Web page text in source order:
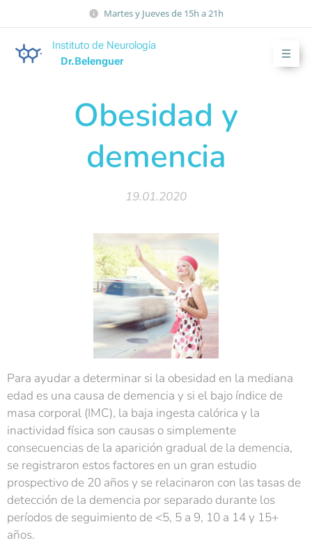
Martes y Jueves de 15h a 21h
Instituto de Neurología
Dr.Belenguer
Obesidad y
demencia
19.01.2020
Para ayudar a determinar si la obesidad en la mediana
edad es una causa de demencia y si el bajo índice de
masa corporal (IMC), la baja ingesta calórica y la
inactividad física son causas o simplemente
consecuencias de la aparición gradual de la demencia,
se registraron estos factores en un gran estudio
prospectivo de 20 años y se relacinaron con las tasas de
detección de la demencia por separado durante los
períodos de seguimiento de <5, 5 a 9, 10 a 14 y 15+
años.